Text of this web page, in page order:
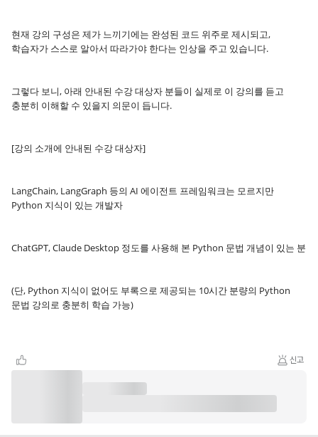
현재 강의 구성은 제가 느끼기에는 완성된 코드 위주로 제시되고,
학습자가 스스로 알아서 따라가야 한다는 인상을 주고 있습니다.
그렇다 보니, 아래 안내된 수강 대상자 분들이 실제로 이 강의를 듣고
충분히 이해할 수 있을지 의문이 듭니다.
[강의 소개에 안내된 수강 대상자]
LangChain, LangGraph 등의 AI 에이전트 프레임워크는 모르지만
Python 지식이 있는 개발자
ChatGPT, Claude Desktop 정도를 사용해 본 Python 문법 개념이 있는 분
(단, Python 지식이 없어도 부록으로 제공되는 10시간 분량의 Python
문법 강의로 충분히 학습 가능)
신고